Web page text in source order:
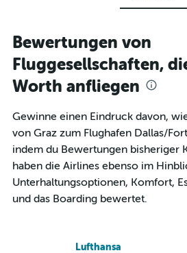
Bewertungen von
Fluggesellschaften,
Worth anfliegen
Gewinne einen Eindruck davon,
von Graz zum Flughafen Dallas/
indem du Bewertungen bisheriger
haben die Airlines ebenso im
Unterhaltungsoptionen, Komfort,
und das Boarding bewertet.
Lufthansa